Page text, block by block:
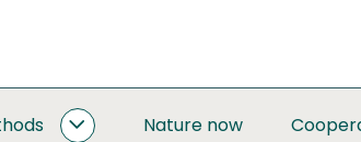
MONITORING
Nature now